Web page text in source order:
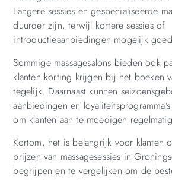
Langere sessies en gespecialiseerde
duurder zijn, terwijl kortere sessies of
introductieaanbiedingen mogelijk
Sommige massagesalons bieden ook
klanten korting krijgen bij het boeken
tegelijk. Daarnaast kunnen
aanbiedingen en
om klanten aan te moedigen
Kortom, het is belangrijk voor klanten
prijzen van massagesessies in
begrijpen en te vergelijken om de